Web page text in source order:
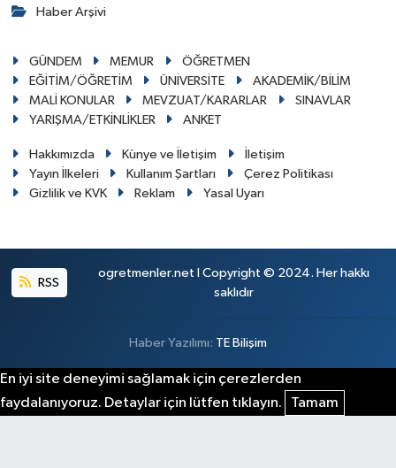
Haber Arşivi
GÜNDEM MEMUR
ÖĞRETMEN
EĞİTİM/ÖĞRETİM
ÜNİVERSİTE
AKADEMİK/BİLİM
MALİ KONULAR
MEVZUAT/KARARLAR
SINAVLAR
YARIŞMA/ETKİNLİKLER
ANKET
Hakkımızda Künye ve İletişim
İletişim
Yayın İlkeleri
Kullanım Şartları
Çerez Politikası
Gizlilik ve KVK
Reklam Yasal Uyarı
RSS
ogretmenler.net I Copyright © 2024. Her hakkı
saklıdır
Haber Yazılımı: TE Bilişim
En iyi site deneyimi sağlamak için çerezlerden
faydalanıyoruz. Detaylar için lütfen tıklayın.
Tamam